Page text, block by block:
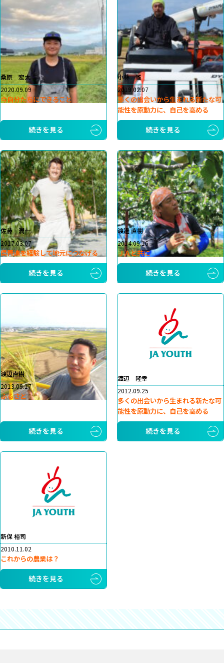
桑原 宏太
2020.09.09
今自分たちにできること
続きを見る
小林 雅
2019.02.07
多くの出会いから生まれる新たな可
能性を原動力に、自己を高める
続きを見る
佐藤 潤一
2017.03.07
県青連を経験して地元につなげる
続きを見る
渡邊 直樹
2014.09.16
ＪＡと共に
続きを見る
渡辺直樹
2013.09.17
ふるさと
続きを見る
渡辺 隆幸
2012.09.25
多くの出会いから生まれる新たな可
能性を原動力に、自己を高める
続きを見る
新保 裕司
2010.11.02
これからの農業は？
続きを見る